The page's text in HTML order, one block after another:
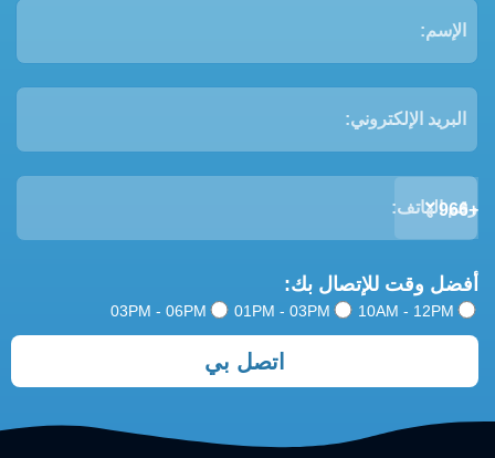
+966
أفضل وقت للإتصال بك:
10AM - 12PM
01PM - 03PM
03PM - 06PM
اتصل بي